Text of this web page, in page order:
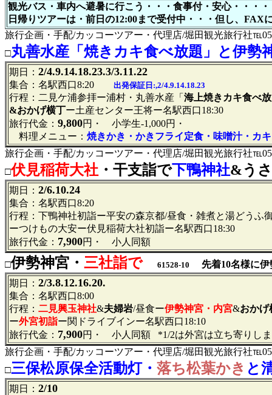
観光バス・車内へ避暑に行こう・・・食事付・安心・・・・
日帰りツアーは・前日の12:00まで受付中・・・但し、FAX
旅行企画・手配/カッコーツアー・代理店/堀田観光旅行社
□丸善水産「焼きカキ食べ放題」と伊勢
期日： 2/4.9.14.18.23.3/3.11.22
集合：名駅西口8:20 出発保証日:,2/4.9.14.18.23
行程：二見ケ浦参拝ー浦村・丸善水産「 海上焼きカキ食べ
&おかげ横丁ー土産センター王将ー名駅西口18:30
旅行代金： 9,800円・
小学生-1,000円・
料理メニュー： 焼きかき・かきフライ定食・味噌汁・カ
旅行企画・手配/カッコーツアー・代理店/堀田観光旅行社
□伏見稲荷大社 ・干支詣で下鴨神社&う
期日： 2/6.10.24
集合：名駅西口8:20
行程：下鴨神社初詣ー平安の森京都/昼食・雑煮と湯どうふ
ーつけもの大安ー伏見稲荷大社初詣ー名駅西口18:30
旅行代金： 7,900円・ 小人同額
□伊勢神宮・ 三社詣で 61528-10
先着10名様に
期日： 2/3.8.12.16.20.
集合：名駅西口8:00
行程： 二見興玉神社&夫婦岩/昼食ー伊勢神宮・内宮&おかげ
ー外宮初詣ー関ドライブインー名駅西口18:10
旅行代金： 7,900円・
小人同額 *1/2は外宮は立ち寄りし
旅行企画・手配/カッコーツアー・代理店/堀田観光旅行社
□三保松原保全活動灯・ 落ち松葉かき と
期日： 2/10